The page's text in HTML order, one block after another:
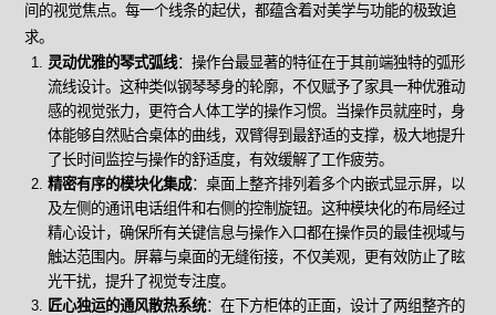
间的视觉焦点。每一个线条的起伏，都蕴含着对美学与功能的极致追
求。
灵动优雅的琴式弧线：操作台最显著的特征在于其前端独特的弧形
流线设计。这种类似钢琴琴身的轮廓，不仅赋予了家具一种优雅动
感的视觉张力，更符合人体工学的操作习惯。当操作员就座时，身
体能够自然贴合桌体的曲线，双臂得到最舒适的支撑，极大地提升
了长时间监控与操作的舒适度，有效缓解了工作疲劳。
精密有序的模块化集成：桌面上整齐排列着多个内嵌式显示屏，以
及左侧的通讯电话组件和右侧的控制旋钮。这种模块化的布局经过
精心设计，确保所有关键信息与操作入口都在操作员的最佳视域与
触达范围内。屏幕与桌面的无缝衔接，不仅美观，更有效防止了眩
光干扰，提升了视觉专注度。
匠心独运的通风散热系统：在下方柜体的正面，设计了两组整齐的